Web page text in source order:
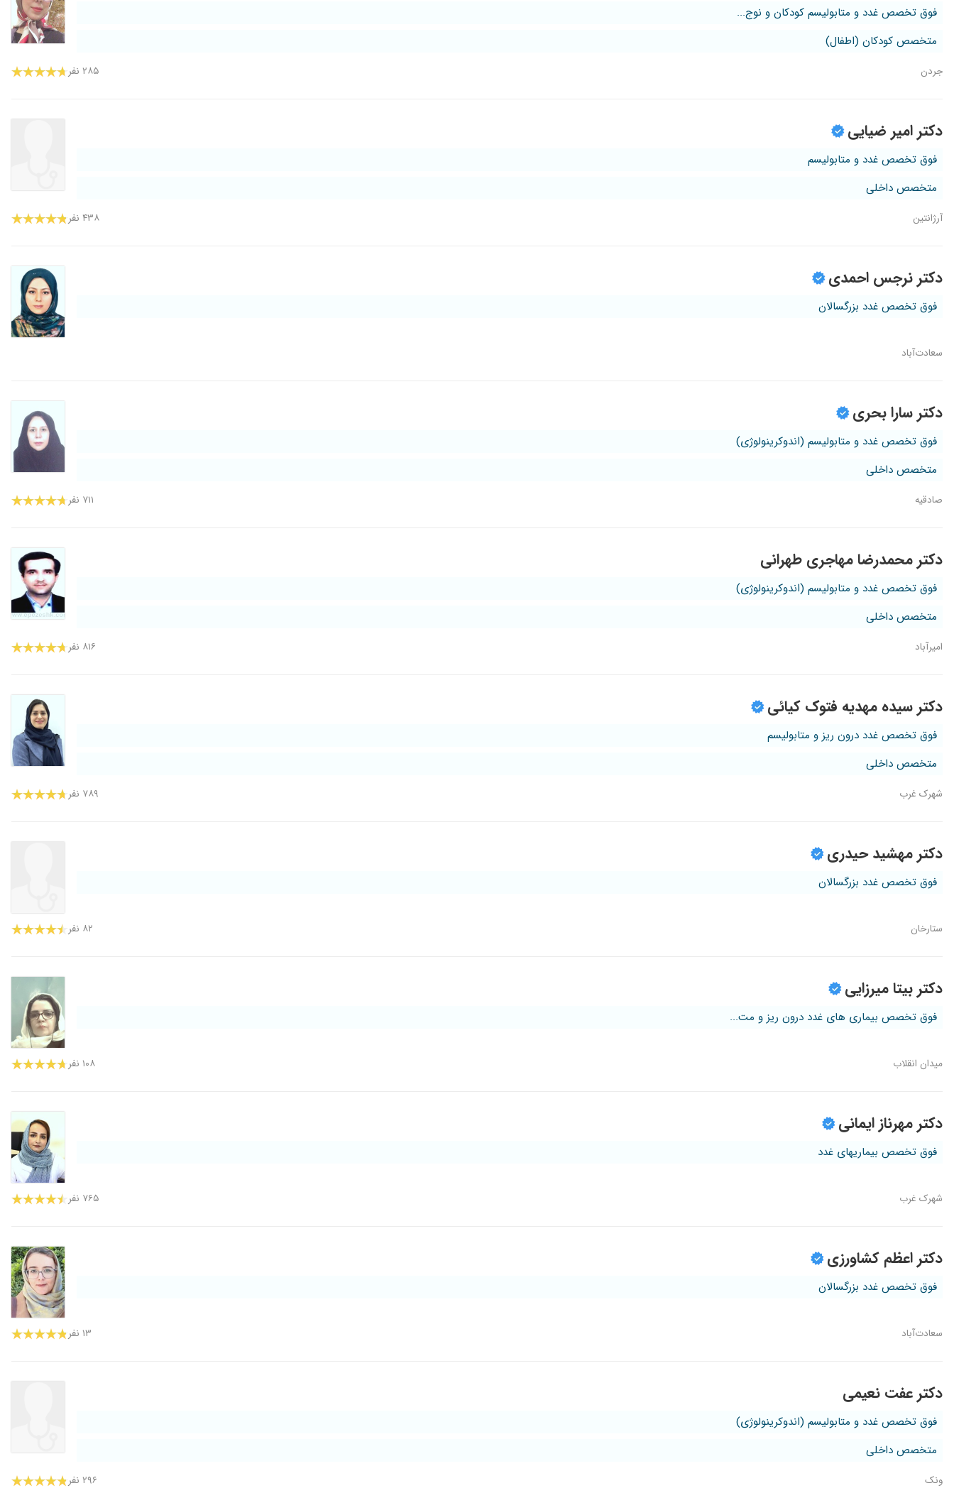
فوق تخصص غدد و متابولیسم کودکان و نوج...
متخصص کودکان (اطفال)
جردن ۲۸۵ نفر
دکتر امیر ضیایی
فوق تخصص غدد و متابولیسم
متخصص داخلی
آرژانتین ۴۳۸ نفر
دکتر نرجس احمدی
فوق تخصص غدد بزرگسالان
سعادت‌آباد
دکتر سارا بحری
فوق تخصص غدد و متابولیسم (اندوکرینولوژی)
متخصص داخلی
صادقیه ۷۱۱ نفر
دکتر محمدرضا مهاجری طهرانی
فوق تخصص غدد و متابولیسم (اندوکرینولوژی)
متخصص داخلی
امیرآباد ۸۱۶ نفر
دکتر سیده مهدیه فتوک کیائی
فوق تخصص غدد درون ریز و متابولیسم
متخصص داخلی
شهرک غرب ۷۸۹ نفر
دکتر مهشید حیدری
فوق تخصص غدد بزرگسالان
ستارخان ۸۲ نفر
دکتر بیتا میرزایی
فوق تخصص بیماری های غدد درون ریز و مت...
میدان انقلاب ۱۰۸ نفر
دکتر مهرناز ایمانی
فوق تخصص بیماریهای غدد
شهرک غرب ۷۶۵ نفر
دکتر اعظم کشاورزی
فوق تخصص غدد بزرگسالان
سعادت‌آباد ۱۳ نفر
دکتر عفت نعیمی
فوق تخصص غدد و متابولیسم (اندوکرینولوژی)
متخصص داخلی
ونک ۲۹۶ نفر